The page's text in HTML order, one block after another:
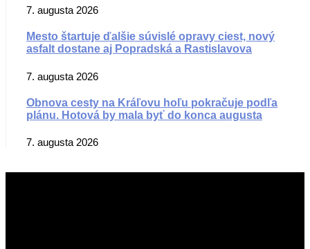
7. augusta 2026
Mesto štartuje ďalšie súvislé opravy ciest, nový
asfalt dostane aj Popradská a Rastislavova
7. augusta 2026
Obnova cesty na Kráľovu hoľu pokračuje podľa
plánu. Hotová by mala byť do konca augusta
7. augusta 2026